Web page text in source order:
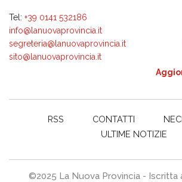
Tel: +39 0141 532186
info@lanuovaprovincia.it
segreteria@lanuovaprovincia.it
sito@lanuovaprovincia.it
RSS CONTATTI
ULTIME NOTIZIE
©2025 La Nuova Provincia - Iscritta